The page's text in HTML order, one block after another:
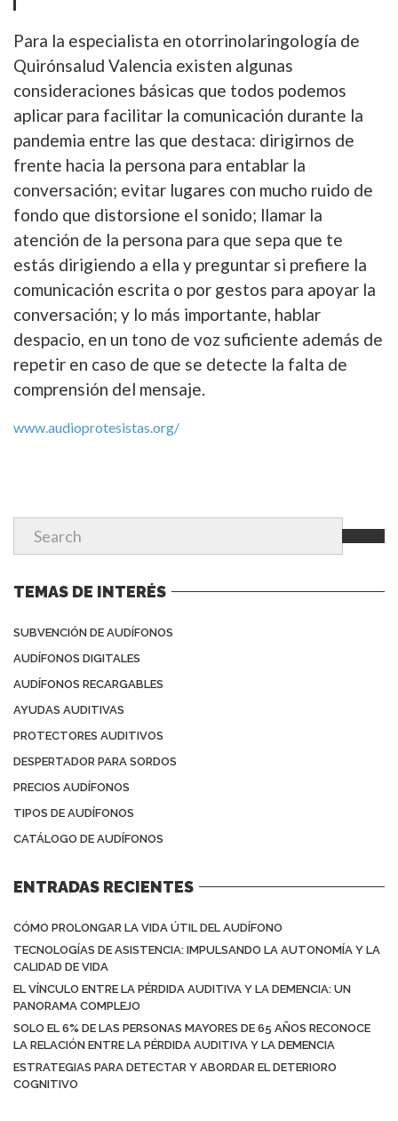
Para la especialista en otorrinolaringología de
Quirónsalud Valencia existen algunas
consideraciones básicas que todos podemos
aplicar para facilitar la comunicación durante la
pandemia entre las que destaca: dirigirnos de
frente hacia la persona para entablar la
conversación; evitar lugares con mucho ruido de
fondo que distorsione el sonido; llamar la
atención de la persona para que sepa que te
estás dirigiendo a ella y preguntar si prefiere la
comunicación escrita o por gestos para apoyar la
conversación; y lo más importante, hablar
despacio, en un tono de voz suficiente además de
repetir en caso de que se detecte la falta de
comprensión del mensaje.
www.audioprotesistas.org/
TEMAS DE INTERÉS
SUBVENCIÓN DE AUDÍFONOS
AUDÍFONOS DIGITALES
AUDÍFONOS RECARGABLES
AYUDAS AUDITIVAS
PROTECTORES AUDITIVOS
DESPERTADOR PARA SORDOS
PRECIOS AUDÍFONOS
TIPOS DE AUDÍFONOS
CATÁLOGO DE AUDÍFONOS
ENTRADAS RECIENTES
CÓMO PROLONGAR LA VIDA ÚTIL DEL AUDÍFONO
TECNOLOGÍAS DE ASISTENCIA: IMPULSANDO LA AUTONOMÍA Y LA
CALIDAD DE VIDA
EL VÍNCULO ENTRE LA PÉRDIDA AUDITIVA Y LA DEMENCIA: UN
PANORAMA COMPLEJO
SOLO EL 6% DE LAS PERSONAS MAYORES DE 65 AÑOS RECONOCE
LA RELACIÓN ENTRE LA PÉRDIDA AUDITIVA Y LA DEMENCIA
ESTRATEGIAS PARA DETECTAR Y ABORDAR EL DETERIORO
COGNITIVO